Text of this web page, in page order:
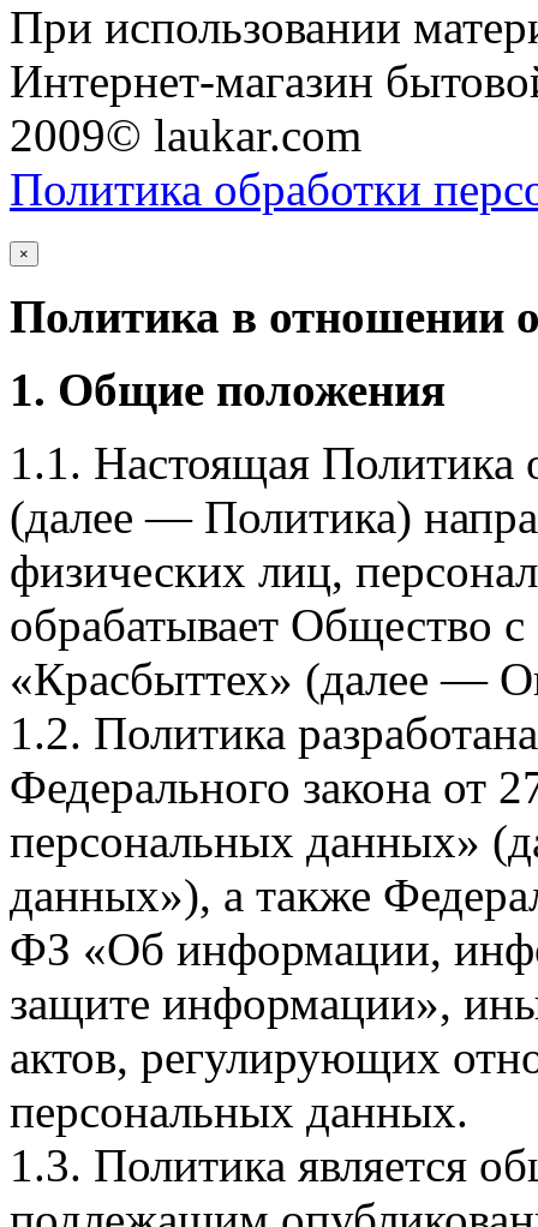
При использовании
Интернет-магазин
2009© laukar.com
Политика обработки
×
Политика в отношении
1. Общие положения
1.1. Настоящая Политика
(далее — Политика)
физических лиц,
обрабатывает Общество
«Красбыттех» (далее —
1.2. Политика
Федерального закона
персональных данных»
данных»), а также
ФЗ «Об информации,
защите информации»,
актов, регулирующих
персональных данных.
1.3. Политика является